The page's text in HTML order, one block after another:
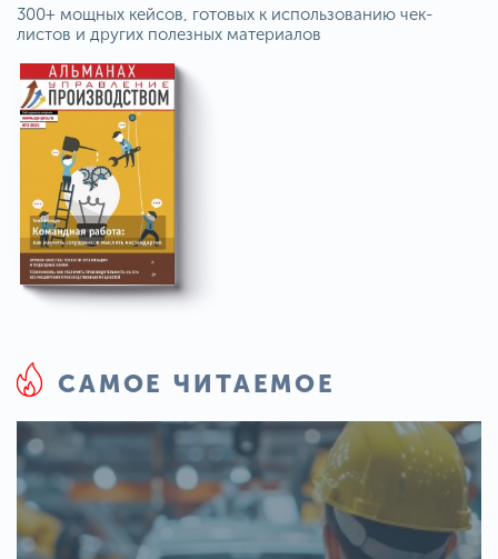
300+ мощных кейсов, готовых к использованию чек-
листов и других полезных материалов
САМОЕ ЧИТАЕМОЕ